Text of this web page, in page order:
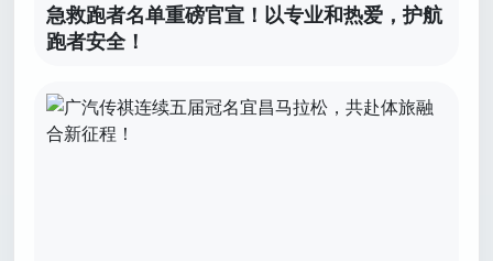
急救跑者名单重磅官宣！以专业和热爱，护航
跑者安全！